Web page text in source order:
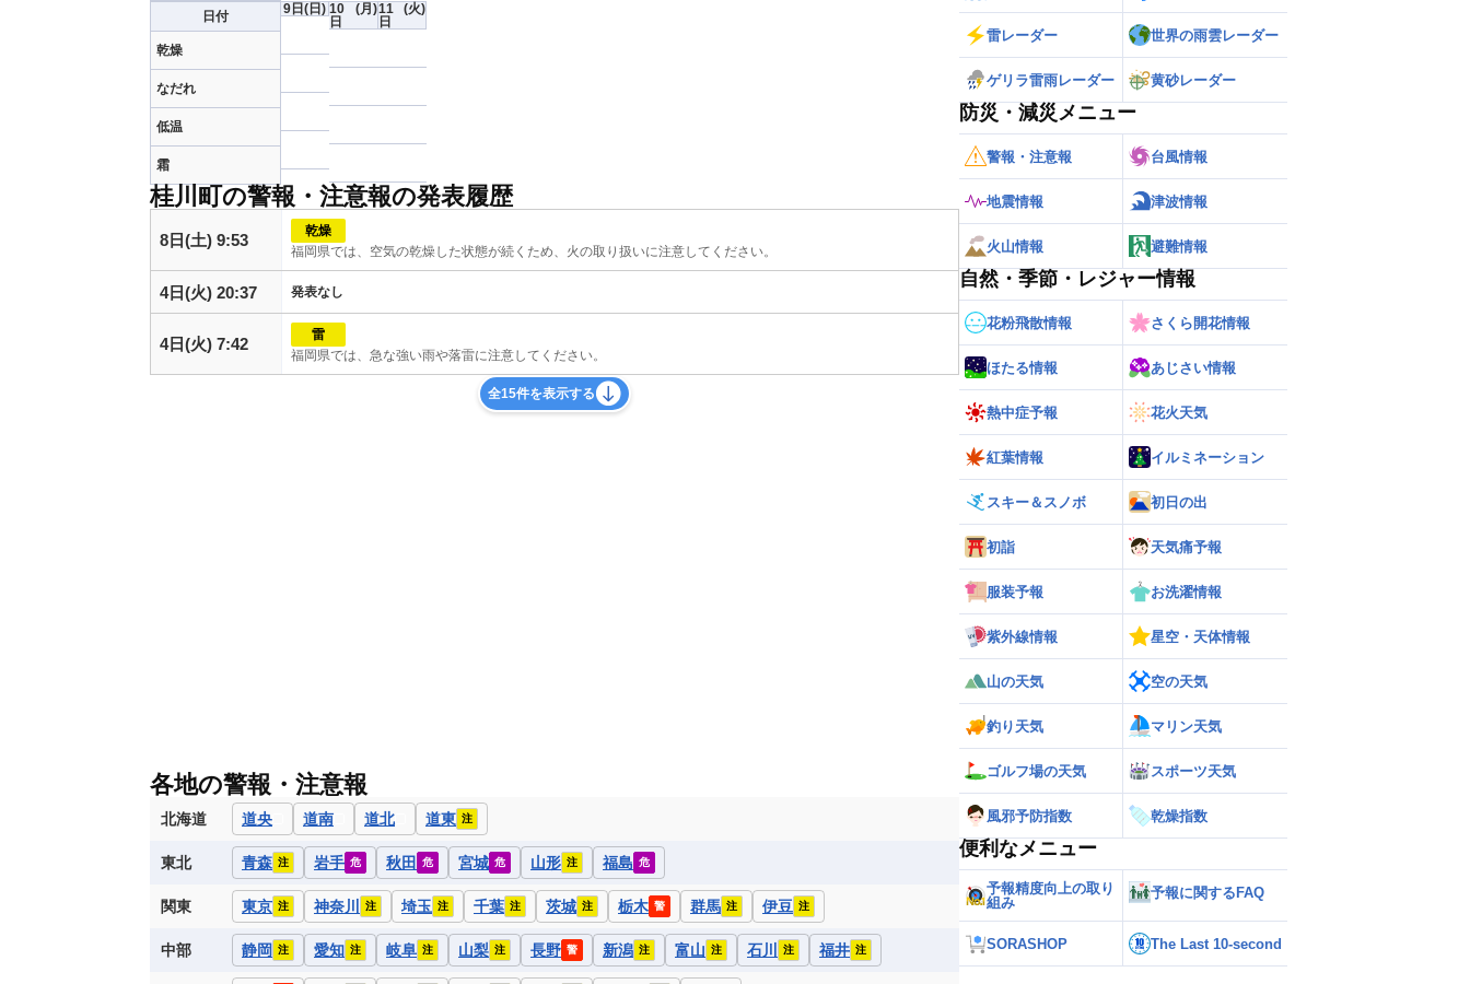
日付
乾燥
なだれ
低温
霜
9日(日) 10
日
(月)11
日
(火)
桂川町の警報・注意報の発表履歴
8日(土) 9:53
乾燥
福岡県では、空気の乾燥した状態が続くため、火の取り扱いに注意してください。
4日(火) 20:37 発表なし
4日(火) 7:42
雷
福岡県では、急な強い雨や落雷に注意してください。
全15件を表示する
各地の警報・注意報
北海道 道央 道南 道北 道東 注
東北 青森 注 岩手 危 秋田 危 宮城 危 山形 注 福島 危
関東 東京 注 神奈川 注 埼玉 注 千葉 注 茨城 注 栃木 警 群馬 注 伊豆 注
中部 静岡 注 愛知 注 岐阜 注 山梨 注 長野 警 新潟 注 富山 注 石川 注 福井 注
雷レーダー 世界の雨雲レーダー
ゲリラ雷雨レーダー 黄砂レーダー
防災・減災メニュー
警報・注意報 台風情報
地震情報 津波情報
火山情報 避難情報
自然・季節・レジャー情報
花粉飛散情報 さくら開花情報
ほたる情報 あじさい情報
熱中症予報 花火天気
紅葉情報 イルミネーション
スキー＆スノボ 初日の出
初詣 天気痛予報
服装予報 お洗濯情報
紫外線情報 星空・天体情報
山の天気 空の天気
釣り天気 マリン天気
ゴルフ場の天気 スポーツ天気
風邪予防指数 乾燥指数
便利なメニュー
予報精度向上の取り
組み
予報に関するFAQ
SORASHOP The Last 10-second